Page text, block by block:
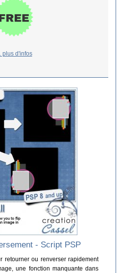
... plus d'infos
- Script PSP
retourner ou renverser rapidement
une fonction manquante dans